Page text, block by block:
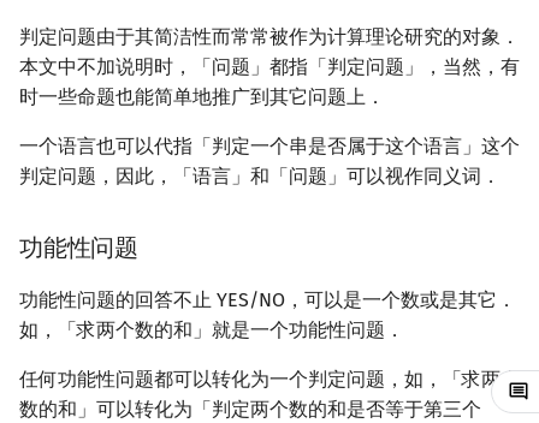
最小表示法
Lyndon 分解
Main–Lorentz 算法
离散对数
高次剩余 & 单位根
数论分块
杜教筛
Powerful Number 筛
数值算法
序理论
杨氏矩阵
Berlekamp–Massey 算法
K-D Tree
动态树
析合树
手指树
霍夫曼树
二分图
平面图
弦图
网络流
图的匹配
Prüfer 序列
EXPTIME
NTIME
NP
NP-complete
co-NP
NP-intermediate
判定问题由于其简洁性而常常被作为计算理论研究的对象．
本文中不加说明时，「问题」都指「判定问题」，当然，有
时一些命题也能简单地推广到其它问题上．
一个语言也可以代指「判定一个串是否属于这个语言」这个
判定问题，因此，「语言」和「问题」可以视作同义词．
功能性问题
功能性问题的回答不止 YES/NO，可以是一个数或是其它．
如，「求两个数的和」就是一个功能性问题．
任何功能性问题都可以转化为一个判定问题，如，「求两个
数的和」可以转化为「判定两个数的和是否等于第三个